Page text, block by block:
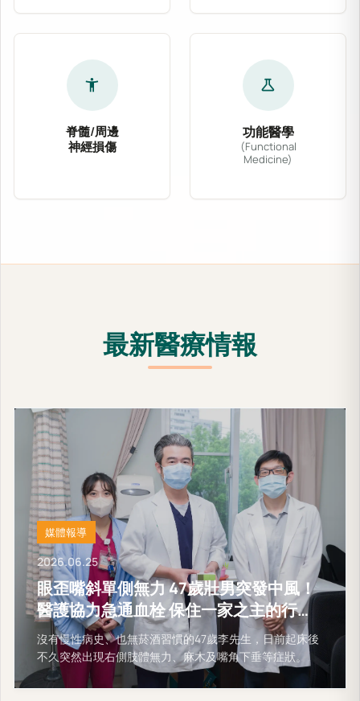
accessibility_new
脊髓/周邊
神經損傷
針對脊髓壓迫、坐骨神經痛、腕隧道症候群及
science
功能醫學
(Functional
Medicine)
最新醫療情報
媒體報導
2026.06.25
眼歪嘴斜單側無力 47歲壯男突發中風！
醫護協力急通血栓 保住一家之主的行動
能力
沒有慢性病史、也無菸酒習慣的47歲李先生，日前起床後
不久突然出現右側肢體無力、麻木及嘴角下垂等症狀。